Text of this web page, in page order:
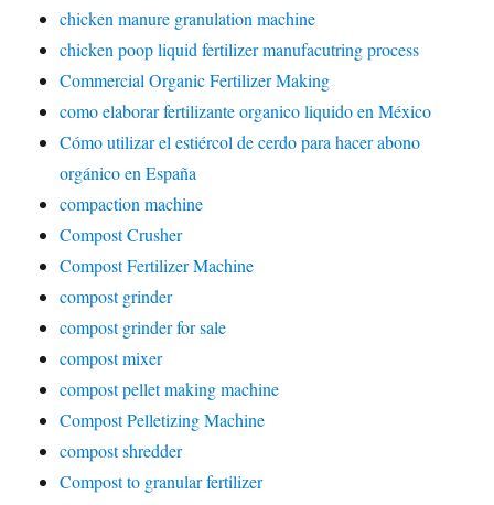
chicken manure granulation machine
chicken poop liquid fertilizer manufacutring process
Commercial Organic Fertilizer Making
como elaborar fertilizante organico liquido en México
Cómo utilizar el estiércol de cerdo para hacer abono
orgánico en España
compaction machine
Compost Crusher
Compost Fertilizer Machine
compost grinder
compost grinder for sale
compost mixer
compost pellet making machine
Compost Pelletizing Machine
compost shredder
Compost to granular fertilizer